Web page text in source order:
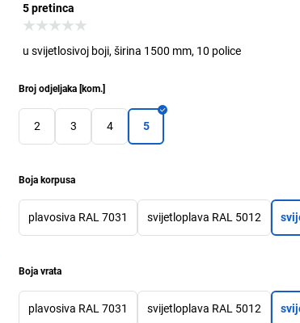
5 pretinca
u svijetlosivoj boji, širina 1500 mm, 10 police
Broj odjeljaka [kom.]
2 3 4 5
Boja korpusa
plavosiva RAL 7031 svijetloplava RAL 5012
Boja vrata
plavosiva RAL 7031 svijetloplava RAL 5012